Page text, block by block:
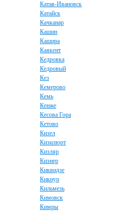
Катав-Ивановск
Катайск
Качканар
Кашин
Кашира
Каякент
Кедровка
Кедровый
Кез
Кемерово
Кемь
Кенже
Кесова Гора
Кетово
Кизел
Кизилюрт
Кизляр
Кизнер
Киквидзе
Кикнур
Кильмезь
Кимовск
Кимры